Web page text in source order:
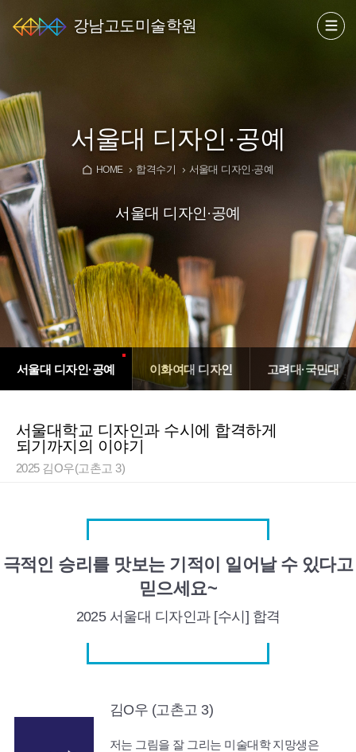
강남고도미술학원
서울대 디자인·공예
HOME 합격수기 서울대 디자인·공예
서울대 디자인·공예
서울대 디자인·공예 이화여대 디자인 고려대·국민대
서울대학교 디자인과 수시에 합격하게
되기까지의 이야기
2025 김O우(고촌고 3)
극적인 승리를 맛보는 기적이 일어날 수 있다고
믿으세요~
2025 서울대 디자인과 [수시] 합격
김O우 (고촌고 3)
저는 그림을 잘 그리는 미술대학 지망생은